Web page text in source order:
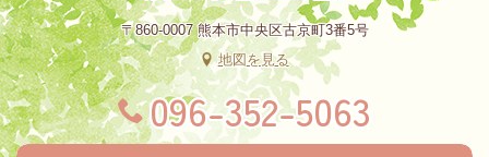
〒860-0007 熊本市中央区古京町3番5号
地図を見る
096-352-5063